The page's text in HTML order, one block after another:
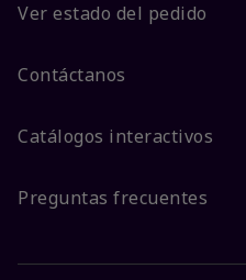
Ver estado del pedido
Contáctanos
Catálogos interactivos
Preguntas frecuentes